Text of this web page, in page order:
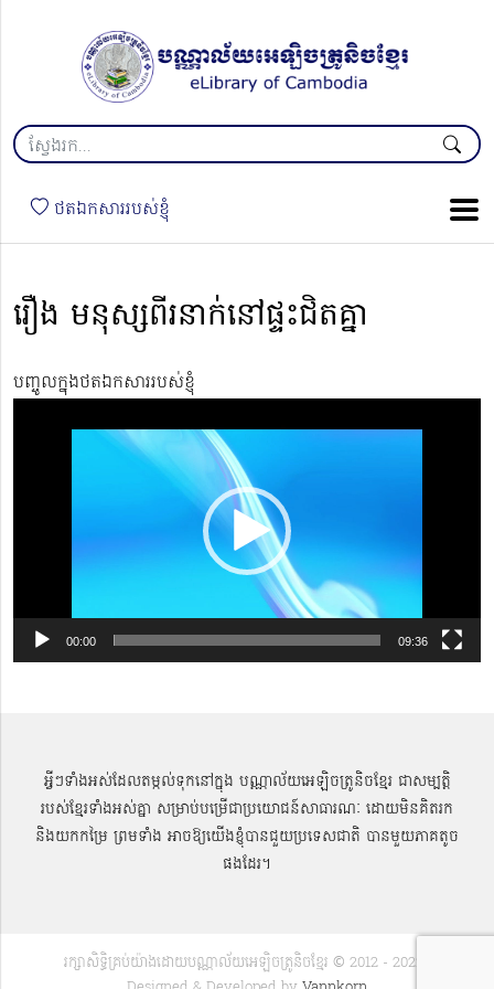
ថតឯកសាររបស់ខ្ញុំ
រឿង មនុស្សពីរនាក់នៅផ្ទះជិតគ្នា
បញ្ចូលក្នុងថតឯកសាររបស់ខ្ញុំ
00:00 09:36
អ្វីៗទាំងអស់ដែលតម្កល់ទុកនៅក្នុង បណ្ណាល័យអេឡិចត្រូនិចខ្មែរ ជាសម្បតិ្ត
របស់ខ្មែរទាំងអស់គ្នា សម្រាប់បម្រើជាប្រយោជន៍សាធារណៈ ដោយមិនគិតរក
និងយកកម្រៃ ព្រមទាំង អាចឱ្យយើងខ្ញុំបានជួយប្រទេសជាតិ បានមួយភាគតូច
ផងដែរ។
រក្សាសិទ្ធិគ្រប់យ៉ាងដោយបណ្ណាល័យអេឡិចត្រូនិចខ្មែរ © 2012 - 2022 |